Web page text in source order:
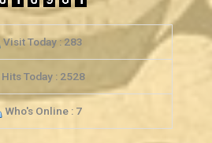
Visit Today : 283
Hits Today : 2528
Who's Online : 7